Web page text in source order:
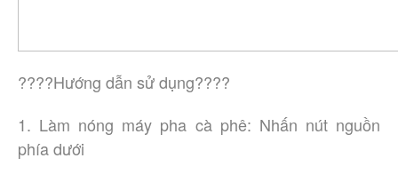
????Hướng dẫn sử dụng????
1. Làm nóng máy pha cà phê: Nhấn nút nguồn
phía dưới